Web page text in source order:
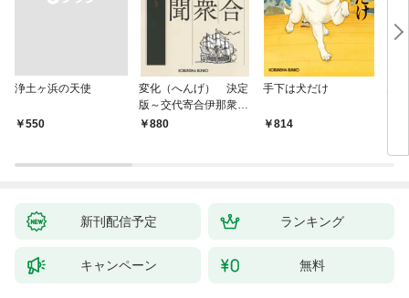
浄土ヶ浜の天使
￥550
変化（へんげ） 決定
版～交代寄合伊那衆異
聞（1）～
880
手下は犬だけ
814
新刊配信予定 ランキング
キャンペーン 無料